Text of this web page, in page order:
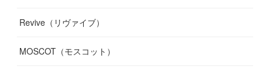
Revive（リヴァイブ）
MOSCOT（モスコット）